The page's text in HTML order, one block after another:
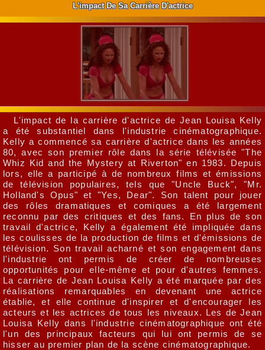
L'impact De Sa Carrière D'actrice
L'impact de la carrière d'actrice de Jean Louisa Kelly
a été substantiel dans l'industrie cinématographique.
Kelly a commencé sa carrière d'actrice dans les années
80, avec son premier rôle dans la série télévisée "The
Whiz Kid and the Mystery at Riverton" en 1983. Depuis
lors, elle a participé à de nombreux films et émissions
de télévision populaires, tels que "Uncle Buck", "Mr.
Holland's Opus" et "Yes, Dear". Son talent pour jouer
des rôles dramatiques et comiques a été largement
reconnu par des critiques et des fans. En plus de son
travail d'actrice, Kelly a également été impliquée dans
les coulisses de la production de films et d'émissions de
télévision. Son travail acharné et son engagement dans
l'industrie ont permis de créer de nombreuses
opportunités pour elle-même et pour d'autres femmes.
La carrière de Jean Louisa Kelly a été marquée par des
réalisations remarquables en devenant une actrice
établie, et elle continue d'inspirer et d'encourager les
acteurs et les actrices de tous les niveaux. Les de Jean
Louisa Kelly dans l'industrie cinématographique ont été
l'un des principaux facteurs qui lui ont permis de se
hisser au premier plan de la scène cinématographique.